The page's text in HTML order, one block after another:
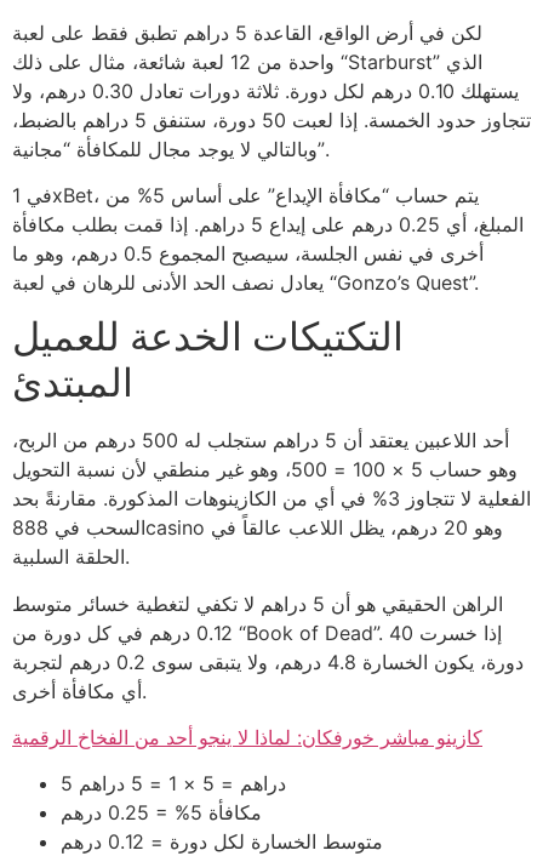
لكن في أرض الواقع، القاعدة 5 دراهم تطبق فقط على لعبة
واحدة من 12 لعبة شائعة، مثال على ذلك “Starburst” الذي
يستهلك 0.10 درهم لكل دورة. ثلاثة دورات تعادل 0.30 درهم، ولا
تتجاوز حدود الخمسة. إذا لعبت 50 دورة، ستنفق 5 دراهم بالضبط،
وبالتالي لا يوجد مجال للمكافأة “مجانية”.
في 1xBet، يتم حساب “مكافأة الإيداع” على أساس 5% من
المبلغ، أي 0.25 درهم على إيداع 5 دراهم. إذا قمت بطلب مكافأة
أخرى في نفس الجلسة، سيصبح المجموع 0.5 درهم، وهو ما
يعادل نصف الحد الأدنى للرهان في لعبة “Gonzo’s Quest”.
التكتيكات الخدعة للعميل
المبتدئ
أحد اللاعبين يعتقد أن 5 دراهم ستجلب له 500 درهم من الربح،
وهو حساب 5 × 100 = 500، وهو غير منطقي لأن نسبة التحويل
الفعلية لا تتجاوز 3% في أي من الكازينوهات المذكورة. مقارنةً بحد
السحب في 888casino وهو 20 درهم، يظل اللاعب عالقاً في
الحلقة السلبية.
الراهن الحقيقي هو أن 5 دراهم لا تكفي لتغطية خسائر متوسط
0.12 درهم في كل دورة من “Book of Dead”. إذا خسرت 40
دورة، يكون الخسارة 4.8 درهم، ولا يتبقى سوى 0.2 درهم لتجربة
أي مكافأة أخرى.
كازينو مباشر خورفكان: لماذا لا ينجو أحد من الفخاخ الرقمية
5 دراهم = 5 × 1 = 5 دراهم
مكافأة 5% = 0.25 درهم
متوسط الخسارة لكل دورة = 0.12 درهم